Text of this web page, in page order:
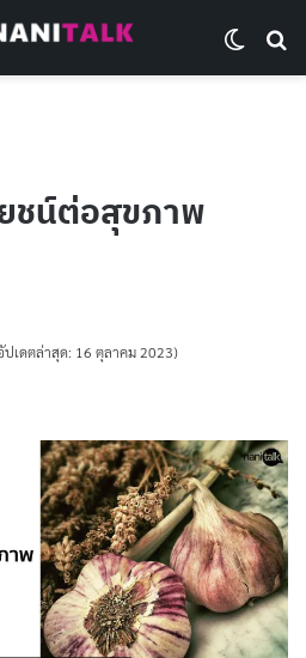
ยชน์ต่อสุขภาพ
ปเดตล่าสุด: 16 ตุลาคม 2023)